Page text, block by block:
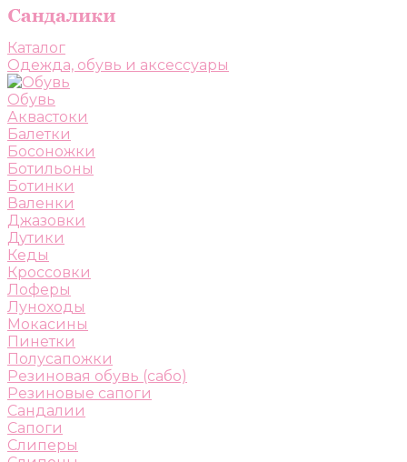
Каталог
Одежда, обувь и аксессуары
Обувь
Аквастоки
Балетки
Босоножки
Ботильоны
Ботинки
Валенки
Джазовки
Дутики
Кеды
Кроссовки
Лоферы
Луноходы
Мокасины
Пинетки
Полусапожки
Резиновая обувь (сабо)
Резиновые сапоги
Сандалии
Сапоги
Слиперы